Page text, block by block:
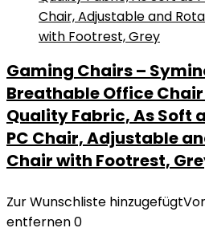
Gaming Chairs –
Breathable Office
Quality Fabric, As Soft
PC Chair, Adjustable
Chair with Footrest,
Zur Wunschliste hinzugefügt
entfernen0